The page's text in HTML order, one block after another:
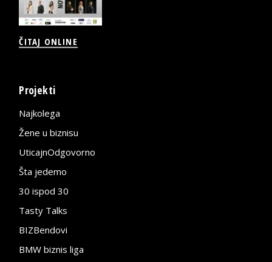
ČITAJ ONLINE
Projekti
Najkolega
Žene u biznisu
UticajnOdgovorno
Šta jedemo
30 ispod 30
Tasty Talks
BIZBendovi
BMW biznis liga